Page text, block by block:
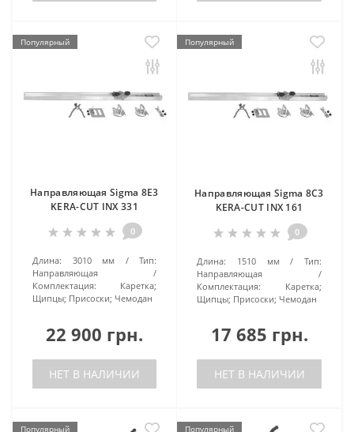
Популярный
Направляющая Sigma 8E3
KERA-CUT INX 331
0
Длина: 3010 мм
Тип:
Направляющая
Комплектация:
Каретка;
Щипцы; Присоски; Чемодан
22 900 грн.
НЕТ В НАЛИЧИИ
Популярный
Направляющая Sigma 8С3
KERA-CUT INX 161
0
Длина: 1510 мм
Тип:
Направляющая
Комплектация:
Каретка;
Щипцы; Присоски; Чемодан
17 685 грн.
НЕТ В НАЛИЧИИ
Популярный Популярный